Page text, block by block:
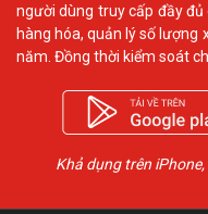
người dùng truy cấp đầy
hàng hóa, quản lý số lượng
năm. Đồng thời kiểm soát
Khả dụng trên